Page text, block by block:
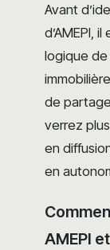
Avant
d’AMEPI,
logique
de
verrez
en
en
AMEPI